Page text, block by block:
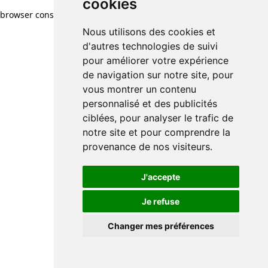
cookies
Nous utilisons des cookies et
d'autres technologies de suivi
pour améliorer votre expérience
de navigation sur notre site, pour
vous montrer un contenu
personnalisé et des publicités
ciblées, pour analyser le trafic de
notre site et pour comprendre la
provenance de nos visiteurs.
J'accepte
Je refuse
Changer mes préférences
browser console for more information)